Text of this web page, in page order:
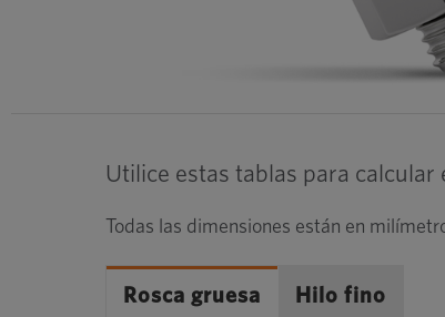
Utilice estas tablas para
Todas las dimensiones están en
Rosca gruesa Hilo fino